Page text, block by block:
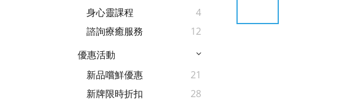
身心靈課程
4
諮詢療癒服務
12
優惠活動
新品嚐鮮優惠
21
新牌限時折扣
28